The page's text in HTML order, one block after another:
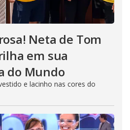
Neta de Tom
em sua
do Mundo
e lacinho nas cores do